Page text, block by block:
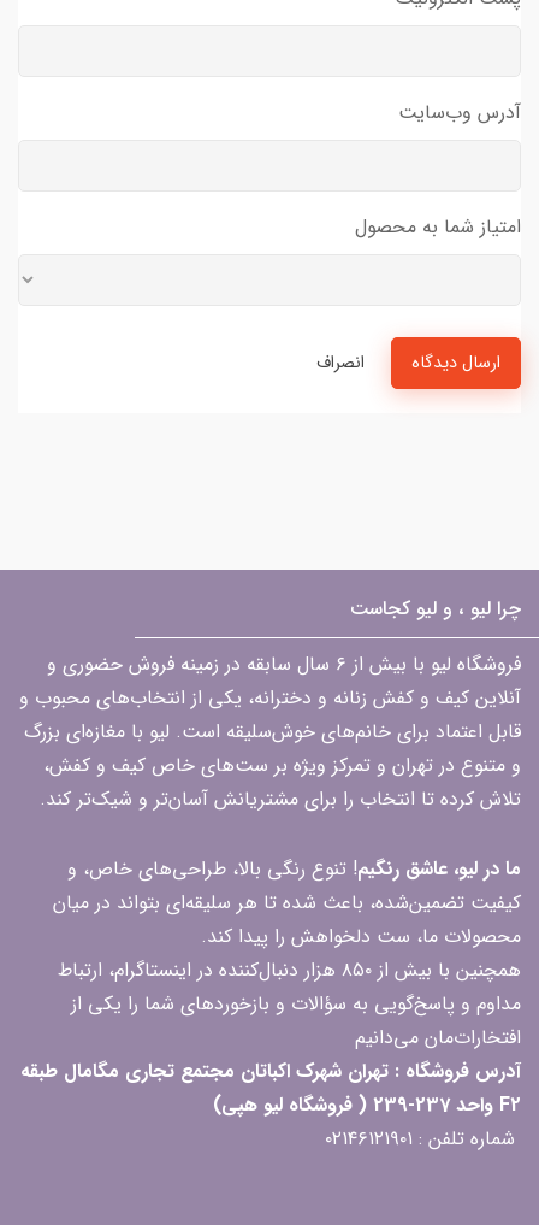
آدرس وب‌سایت
امتیاز شما به محصول
ارسال دیدگاه انصراف
چرا لیو ، و لیو کجاست
فروشگاه لیو با بیش از ۶ سال سابقه در زمینه فروش حضوری و
آنلاین کیف و کفش زنانه و دخترانه، یکی از انتخاب‌های محبوب و
قابل اعتماد برای خانم‌های خوش‌سلیقه است. لیو با مغازه‌ای بزرگ
و متنوع در تهران و تمرکز ویژه بر ست‌های خاص کیف و کفش،
تلاش کرده تا انتخاب را برای مشتریانش آسان‌تر و شیک‌تر کند.
ما در لیو، عاشق رنگیم! تنوع رنگی بالا، طراحی‌های خاص، و
کیفیت تضمین‌شده، باعث شده تا هر سلیقه‌ای بتواند در میان
محصولات ما، ست دلخواهش را پیدا کند.
همچنین با بیش از ۸۵۰ هزار دنبال‌کننده در اینستاگرام، ارتباط
مداوم و پاسخ‌گویی به سؤالات و بازخوردهای شما را یکی از
افتخارات‌مان می‌دانیم
آدرس فروشگاه : تهران شهرک اکباتان مجتمع تجاری مگامال طبقه
F2 واحد 237-239 ( فروشگاه لیو هپی)
شماره تلفن : ۰۲۱۴۶۱۲۱۹۰۱